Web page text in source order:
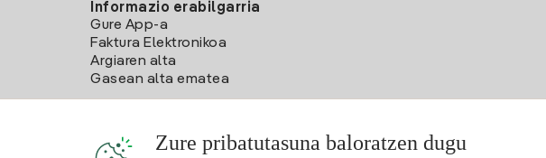
Informazio erabilgarria
Gure App-a
Faktura Elektronikoa
Argiaren alta
Gasean alta ematea
Zure pribatutasuna baloratzen dugu